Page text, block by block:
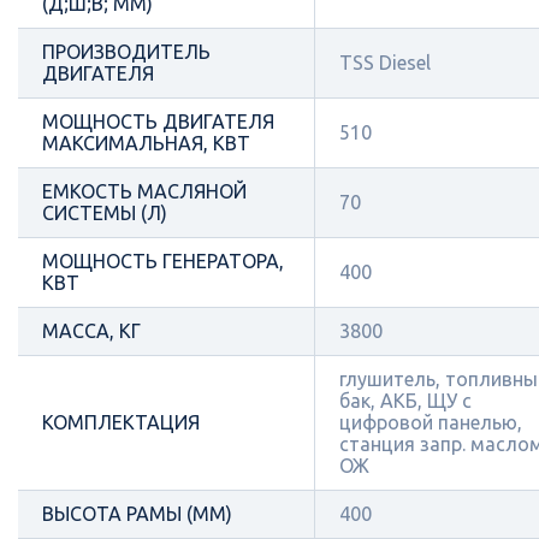
ПРОИЗВОДИТЕЛЬ
ДВИГАТЕЛЯ
TSS Diesel
МОЩНОСТЬ ДВИГАТЕЛЯ
МАКСИМАЛЬНАЯ, КВТ
510
ЕМКОСТЬ МАСЛЯНОЙ
СИСТЕМЫ (Л)
70
МОЩНОСТЬ ГЕНЕРАТОРА,
КВТ
400
МАССА, КГ 3800
КОМПЛЕКТАЦИЯ
глушитель,
бак, АКБ, ЩУ с
цифровой панелью,
станция запр.
ОЖ
ВЫСОТА РАМЫ (ММ) 400